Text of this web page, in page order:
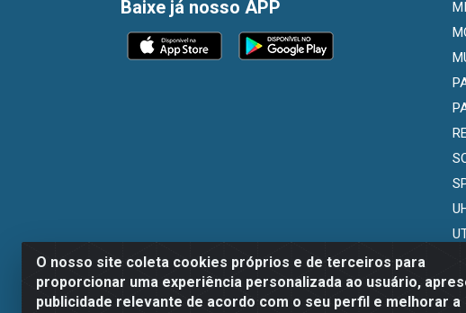
O nosso site coleta cookies próprios e de terceiros para
proporcionar uma experiência personalizada ao usuário,
publicidade relevante de acordo com o seu perfil e melhorar a
Baixe já nosso APP
Dispan Distribuidora de Alimentos LTDA - Avenida